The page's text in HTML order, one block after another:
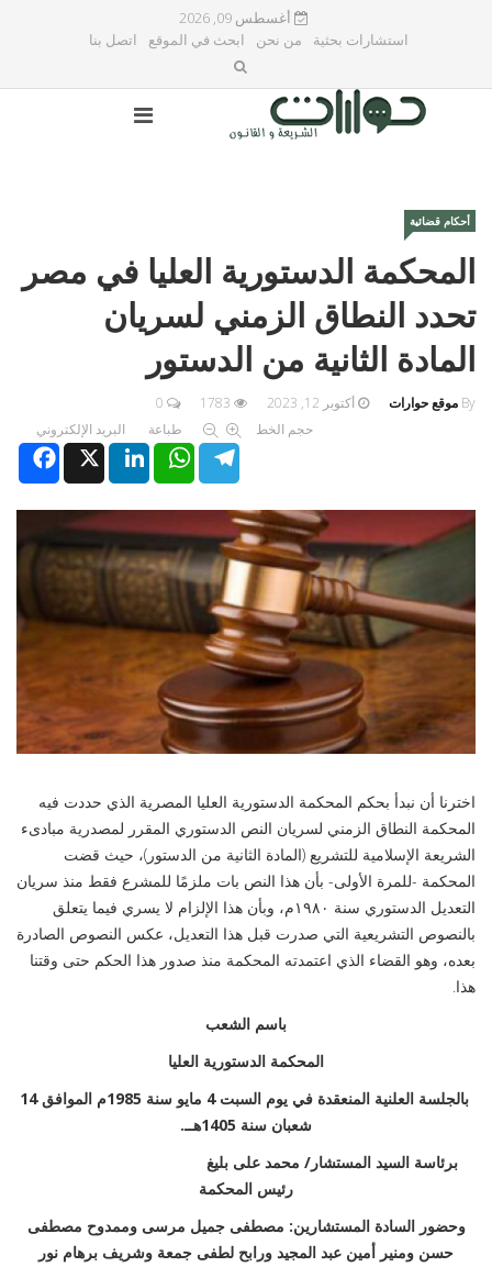
أغسطس 09, 2026
استشارات بحثية
من نحن ابحث في الموقع اتصل بنا
أحكام قضائية
المحكمة الدستورية العليا في مصر
تحدد النطاق الزمني لسريان
المادة الثانية من الدستور
By موقع حوارات أكتوبر 12, 2023
0
حجم الخط
طباعة
البريد الإلكتروني
XLinkedInWhatsAppTelegram
اخترنا أن نبدأ بحكم المحكمة الدستورية العليا المصرية الذي حددت فيه
المحكمة النطاق الزمني لسريان النص الدستوري المقرر لمصدرية مبادىء
الشريعة الإسلامية للتشريع (المادة الثانية من الدستور)، حيث قضت
المحكمة -للمرة الأولى- بأن هذا النص بات ملزمًا للمشرع فقط منذ سريان
التعديل الدستوري سنة ١٩٨٠م، وبأن هذا الإلزام لا يسري فيما يتعلق
بالنصوص التشريعية التي صدرت قبل هذا التعديل، عكس النصوص الصادرة
بعده، وهو القضاء الذي اعتمدته المحكمة منذ صدور هذا الحكم حتى وقتنا
هذا.
باسم الشعب
المحكمة الدستورية العليا
بالجلسة العلنية المنعقدة في يوم السبت 4 مايو سنة 1985م الموافق 14
شعبان سنة 1405هــ.
برئاسة السيد المستشار/ محمد على بليغ
رئيس المحكمة
وحضور السادة المستشارين: مصطفى جميل مرسى وممدوح مصطفى
حسن ومنير أمين عبد المجيد ورابح لطفى جمعة وشريف برهام نور